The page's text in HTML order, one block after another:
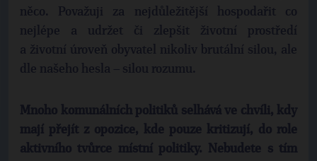
něco. Považuji za nejdůležitější hospodařit co
nejlépe a udržet či zlepšit životní prostředí
a životní úroveň obyvatel nikoliv brutální silou, ale
dle našeho hesla – silou rozumu.
Mnoho komunálních politiků selhává ve chvíli, kdy
mají přejít z opozice, kde pouze kritizují, do role
aktivního tvůrce místní politiky. Nebudete s tím